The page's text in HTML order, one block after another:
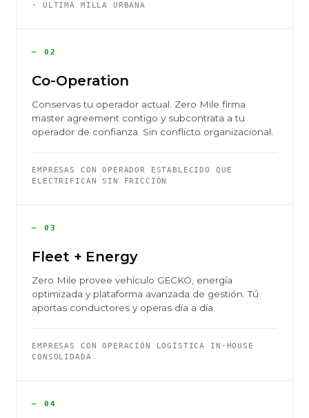
· ÚLTIMA MILLA URBANA
— 02
Co-Operation
Conservas tu operador actual. Zero Mile firma
master agreement contigo y subcontrata a tu
operador de confianza. Sin conflicto organizacional.
EMPRESAS CON OPERADOR ESTABLECIDO QUE
ELECTRIFICAN SIN FRICCIÓN
— 03
Fleet + Energy
Zero Mile provee vehículo GECKO, energía
optimizada y plataforma avanzada de gestión. Tú
aportas conductores y operas día a día.
EMPRESAS CON OPERACIÓN LOGÍSTICA IN-HOUSE
CONSOLIDADA
— 04